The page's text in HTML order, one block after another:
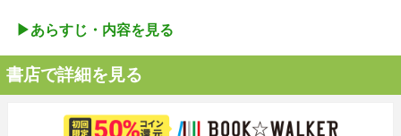
▶︎あらすじ・内容を見る
書店で詳細を見る